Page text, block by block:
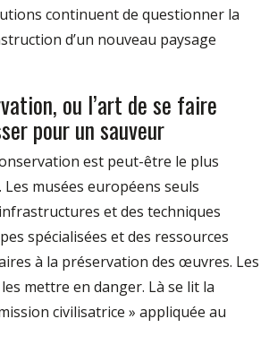
continuent de questionner la
d’un nouveau paysage
ou l’art de se faire
pour un sauveur
est peut-être le plus
musées européens seuls
et des techniques
spécialisées et des ressources
à la préservation des œuvres. Les
mettre en danger. Là se lit la
civilisatrice » appliquée au